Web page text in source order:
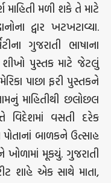
મળી શકે તે માટે
દ્વાર ખટખટાવ્યા.
ગુજરાતી ભાષાના
શીખો પુસ્તક માટે જેટલું
પાછા ફરી પુસ્તકને
માહિતીથી છલોછલ
વિદેશમાં વસતી દરેક
બાળકને ઉત્સાહ
મૂકયું. ગુજરાતી
શાહે એક સાથે માતા,